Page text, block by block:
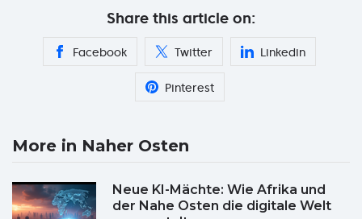
Share this article on:
Facebook Twitter Linkedin
Pinterest
More in Naher Osten
Neue KI-Mächte: Wie Afrika und
der Nahe Osten die digitale Welt